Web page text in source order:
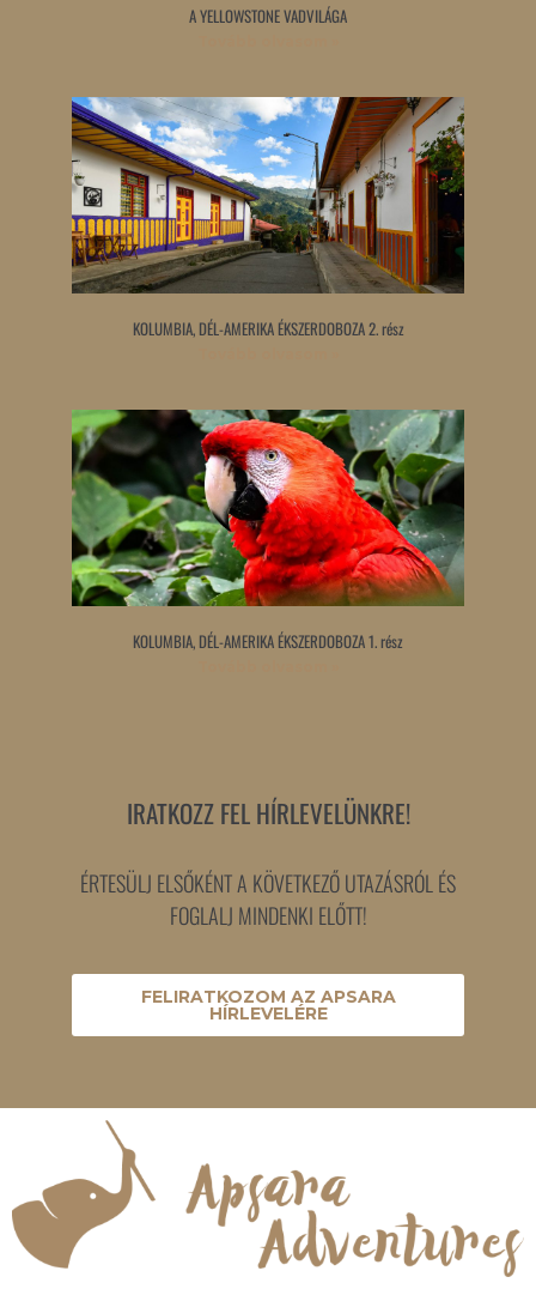
A YELLOWSTONE VADVILÁGA
KOLUMBIA, DÉL-AMERIKA ÉKSZERDOBOZA 2. rész
KOLUMBIA, DÉL-AMERIKA ÉKSZERDOBOZA 1. rész
IRATKOZZ FEL HÍRLEVELÜNKRE!
ÉRTESÜLJ ELSŐKÉNT A KÖVETKEZŐ UTAZÁSRÓL ÉS
FOGLALJ MINDENKI ELŐTT!
FELIRATKOZOM AZ APSARA
HÍRLEVELÉRE